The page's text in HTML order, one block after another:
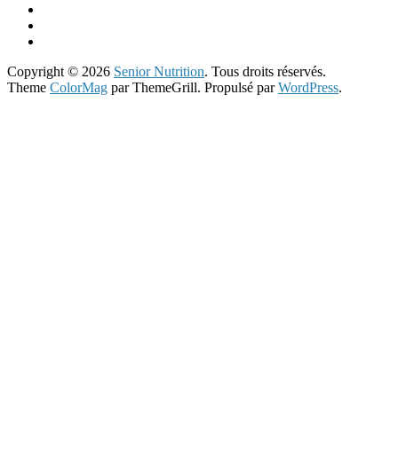
Copyright © 2026 Senior Nutrition. Tous droits réservés.
Theme ColorMag par ThemeGrill. Propulsé parWordPress.